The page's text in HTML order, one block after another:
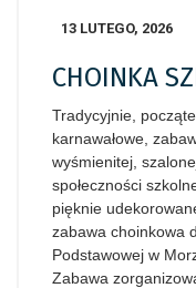
13 LUTEGO, 2026
CHOINKA
Tradycyjnie,
karnawałowe,
wyśmienitej,
społeczności
pięknie
zabawa choinkowa
Podstawowej w
Zabawa